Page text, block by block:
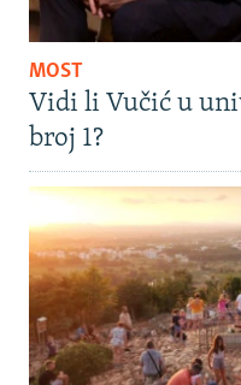
MOST
Vidi li Vučić u
broj 1?